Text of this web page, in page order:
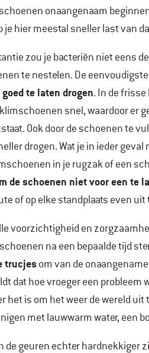
onaangenaam
je hier meestal sneller last van
zou je bacteriën niet eens
te nestelen. De
te laten drogen. In de
snel, waardoor er
Ook door de schoenen te
drogen. Wat je in ieder geval
in je rugzak of een
de schoenen niet voor een te
of op elke standplaats even
voorzichtigheid en
na een bepaalde tijd
trucjes om van de
dat hoe vroeger een probleem
het is om het weer de wereld
met lauwwarm water, een
de geuren echter hardnekkiger